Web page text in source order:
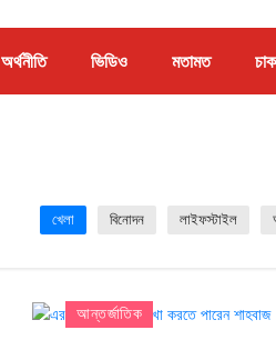
অর্থনীতি ভিডিও মতামত
খেলা বিনোদন লাইফস্টাইল
আন্তর্জাতিক